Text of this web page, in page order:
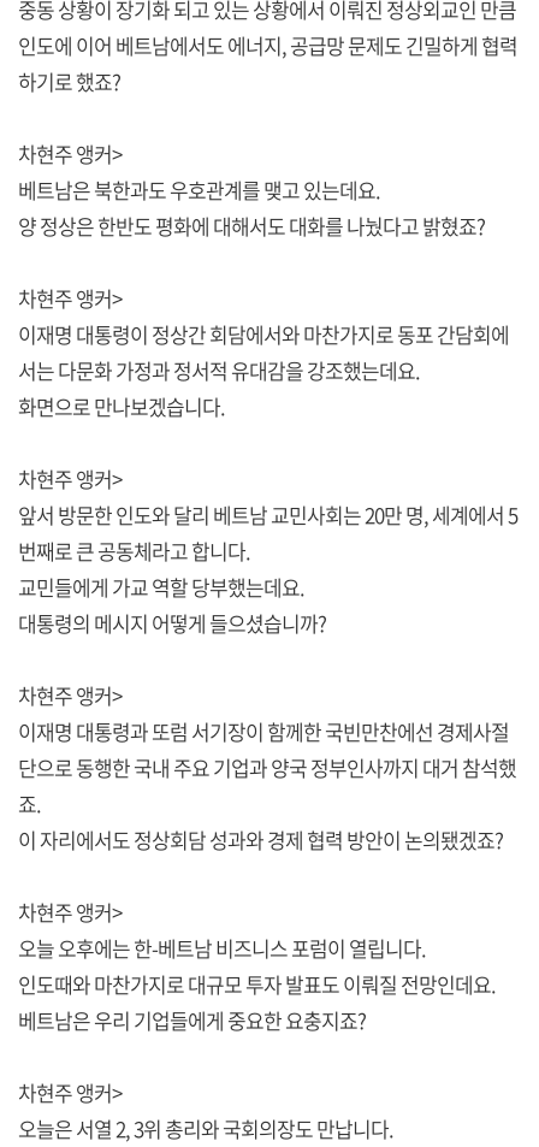
중동 상황이 장기화 되고 있는 상황에서 이뤄진 정상외교인 만큼
인도에 이어 베트남에서도 에너지, 공급망 문제도 긴밀하게 협력
하기로 했죠?
차현주 앵커>
베트남은 북한과도 우호관계를 맺고 있는데요.
양 정상은 한반도 평화에 대해서도 대화를 나눴다고 밝혔죠?
차현주 앵커>
이재명 대통령이 정상간 회담에서와 마찬가지로 동포 간담회에
서는 다문화 가정과 정서적 유대감을 강조했는데요.
화면으로 만나보겠습니다.
차현주 앵커>
앞서 방문한 인도와 달리 베트남 교민사회는 20만 명, 세계에서 5
번째로 큰 공동체라고 합니다.
교민들에게 가교 역할 당부했는데요.
대통령의 메시지 어떻게 들으셨습니까?
차현주 앵커>
이재명 대통령과 또럼 서기장이 함께한 국빈만찬에선 경제사절
단으로 동행한 국내 주요 기업과 양국 정부인사까지 대거 참석했
죠.
이 자리에서도 정상회담 성과와 경제 협력 방안이 논의됐겠죠?
차현주 앵커>
오늘 오후에는 한-베트남 비즈니스 포럼이 열립니다.
인도때와 마찬가지로 대규모 투자 발표도 이뤄질 전망인데요.
베트남은 우리 기업들에게 중요한 요충지죠?
차현주 앵커>
오늘은 서열 2, 3위 총리와 국회의장도 만납니다.